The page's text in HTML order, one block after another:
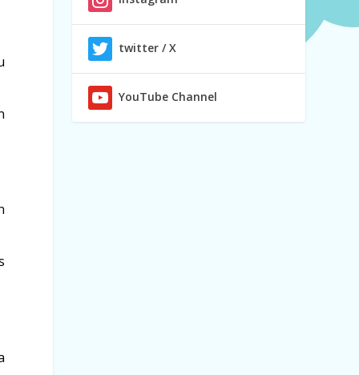
twitter / X
YouTube Channel